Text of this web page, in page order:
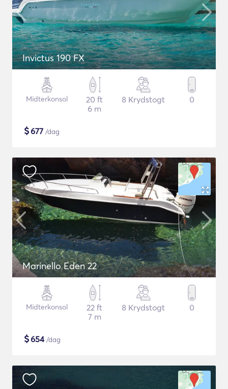
Invictus 190 FX
Midterkonsol
20 ft
6 m
8 Krydstogt 0
$677 /dag
Marinello Eden 22
Midterkonsol
22 ft
7 m
8 Krydstogt 0
$654/dag